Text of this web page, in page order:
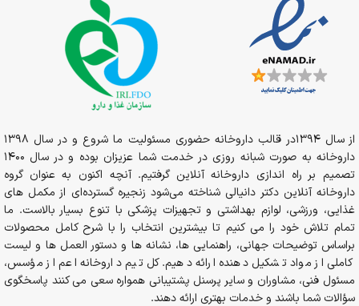
از سال 1394در قالب داروخانه حضوری مسئولیت ما شروع و در سال 1398
داروخانه به صورت شبانه روزی در خدمت شما عزیزان بوده و در سال 1400
تصمیم بر راه اندازی داروخانه آنلاین گرفتیم. آنچه اکنون به عنوان گروه
داروخانه آنلاین دکتر دانیالی شناخته می‌شود زنجیره گسترده‌ای از مکمل های
غذایی، ورزشی، لوازم بهداشتی و تجهیزات پزشکی با تنوع بسیار بالاست. ما
تمام تلاش خود را می کنیم تا بیشترین انتخاب را با شرح کامل محصولات
براساس توضیحات جهانی، راهنمایی ها، نشانه ها و دستور العمل ها و لیست
کاملی از مواد تشکیل دهنده ارائه دهیم. کل تیم داروخانه اعم از مؤسس،
مسئول فنی، مشاوران و سایر پرسنل پشتیبانی همواره سعی می کنند پاسخگوی
سؤالات شما باشند و خدمات بهتری ارائه دهند.